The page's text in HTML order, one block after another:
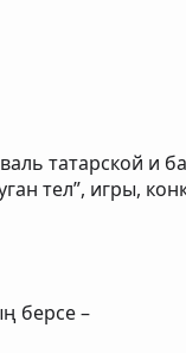
татарской и
тел”, игры,
берсе –